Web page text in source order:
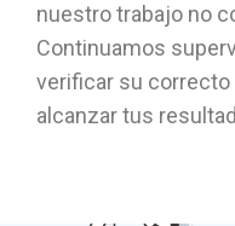
nuestro trabajo no
Continuamos
verificar su
alcanzar tus